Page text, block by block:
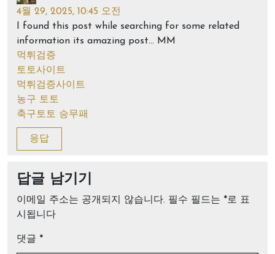
4월 29, 2025, 10:45 오전
I found this post while searching for some related
information its amazing post… MM
먹튀검증
토토사이트
먹튀검증사이트
농구 토토
축구토토 승무패
응답
답글 남기기
이메일 주소는 공개되지 않습니다. 필수 필드는 *로 표
시됩니다
댓글 *